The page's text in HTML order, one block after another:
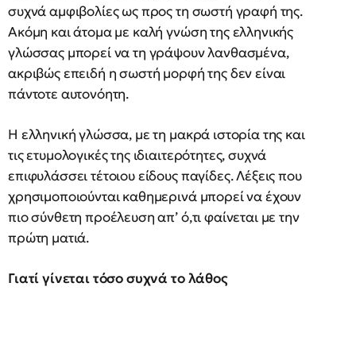
συχνά αμφιβολίες ως προς τη σωστή γραφή της.
Ακόμη και άτομα με καλή γνώση της ελληνικής
γλώσσας μπορεί να τη γράψουν λανθασμένα,
ακριβώς επειδή η σωστή μορφή της δεν είναι
πάντοτε αυτονόητη.
Η ελληνική γλώσσα, με τη μακρά ιστορία της και
τις ετυμολογικές της ιδιαιτερότητες, συχνά
επιφυλάσσει τέτοιου είδους παγίδες. Λέξεις που
χρησιμοποιούνται καθημερινά μπορεί να έχουν
πιο σύνθετη προέλευση απ’ ό,τι φαίνεται με την
πρώτη ματιά.
Γιατί γίνεται τόσο συχνά το λάθος